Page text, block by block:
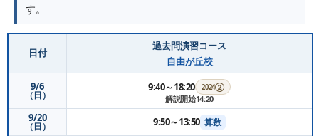
す。
日付
過去問演習コース
自由が丘校
9/6
（日）
9:40～18:20 2024②
解説開始14:20
9/20
（日） 9:50～13:50 算数